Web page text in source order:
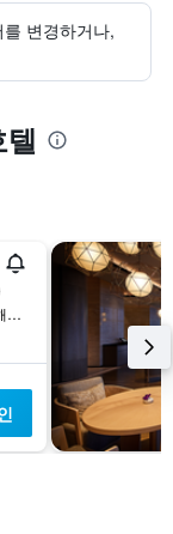
변경하거나,
부산 기장군 기장읍 기장해안로 268-32